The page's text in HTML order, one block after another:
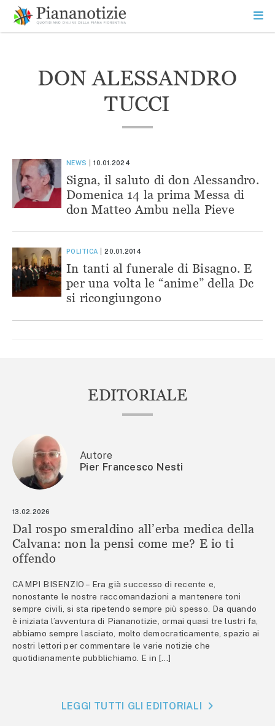
contenuto
SEARCH
DON ALESSANDRO
TUCCI
NEWS 10.01.2024
Signa, il saluto di don Alessandro.
Domenica 14 la prima Messa di
don Matteo Ambu nella Pieve
POLITICA 20.01.2014
In tanti al funerale di Bisagno. E
per una volta le “anime” della Dc
si ricongiungono
EDITORIALE
Autore
Pier Francesco Nesti
13.02.2026
Dal rospo smeraldino all’erba medica della
Calvana: non la pensi come me? E io ti
offendo
CAMPI BISENZIO – Era già successo di recente e,
nonostante le nostre raccomandazioni a mantenere toni
sempre civili, si sta ripetendo sempre più spesso. Da quando
è iniziata l’avventura di Piananotizie, ormai quasi tre lustri fa,
abbiamo sempre lasciato, molto democraticamente, spazio ai
nostri lettori per commentare le varie notizie che
quotidianamente pubblichiamo. E in […]
LEGGI TUTTI GLI EDITORIALI